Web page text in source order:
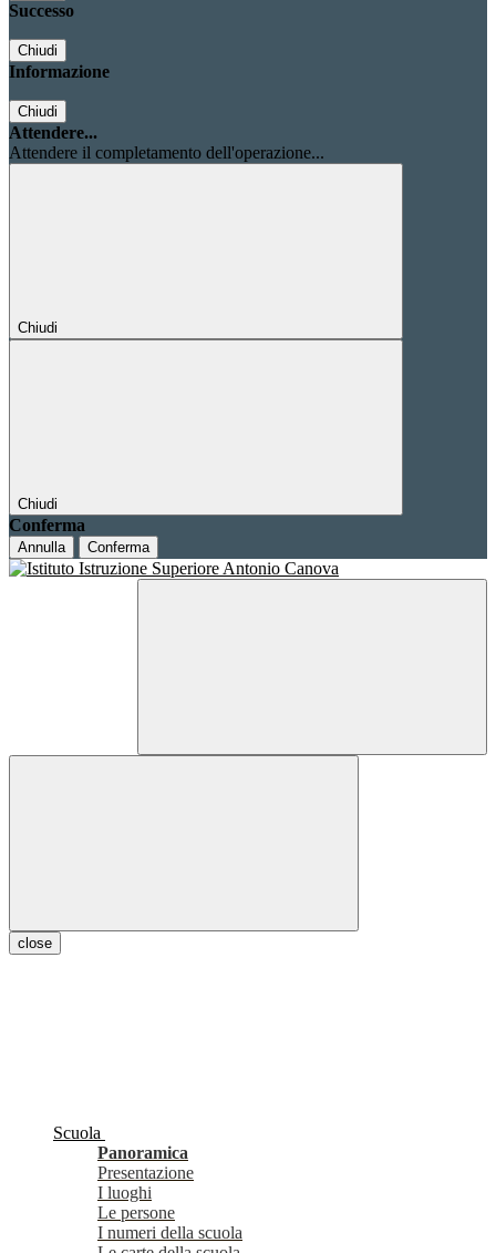
Successo
Chiudi
Informazione
Chiudi
Attendere...
Attendere il completamento dell'operazione...
Chiudi
Chiudi
Conferma
Annulla Conferma
close
Scuola
Panoramica
Presentazione
I luoghi
Le persone
I numeri della scuola